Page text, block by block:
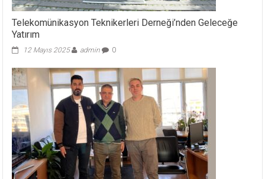
Telekomünikasyon Teknikerleri Derneği’nden Geleceğe
Yatırım
12 Mayıs 2025 admin 0